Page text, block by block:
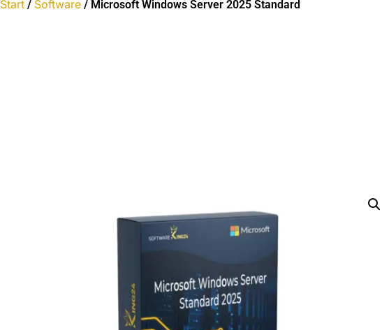
Start / Software / Microsoft Windows Server 2025 Standard